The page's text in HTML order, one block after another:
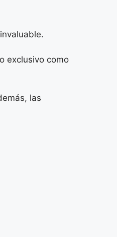
exclusivo como
las